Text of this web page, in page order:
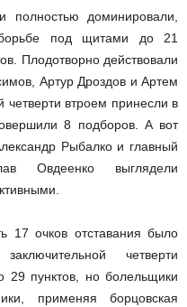
полностью доминировали,
под щитами до 21
Плодотворно действовали
Артур Дроздов и Артем
четверти втроем принесли в
8 подборов. А вот
Рыбалко и главный
Овдеенко выглядели
17 очков отставания было
четверти
29 пунктов, но болельщики
применяя борцовская